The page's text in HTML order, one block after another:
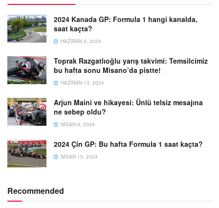
2024 Kanada GP: Formula 1 hangi kanalda,
saat kaçta?
HAZIRAN 3, 2024
Toprak Razgatlıoğlu yarış takvimi: Temsilcimiz
bu hafta sonu Misano’da pistte!
HAZIRAN 13, 2024
Arjun Maini ve hikayesi: Ünlü telsiz mesajına
ne sebep oldu?
NISAN 9, 2024
2024 Çin GP: Bu hafta Formula 1 saat kaçta?
NISAN 15, 2024
Recommended